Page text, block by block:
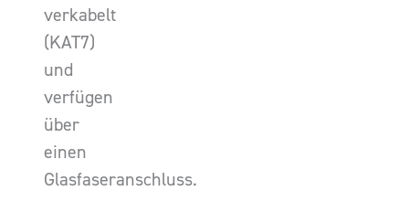
verkabelt
(KAT7)
und
verfügen
über
einen
Glasfaseranschluss.